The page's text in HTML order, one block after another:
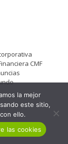
CMF
la mejor
este sitio,
ello.
las cookies